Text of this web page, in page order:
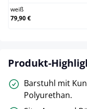
weiß
79,90 €
Produkt-
Barstuhl mit
Polyurethan.